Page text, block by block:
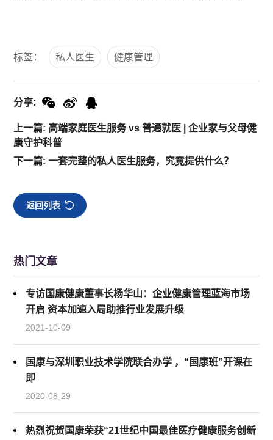
标签： 私人医生 健康管理
上一篇: 高端家庭医生服务 vs 普通就医 | 企业家与父母健
康守护科普
下一篇: 一套完整的私人医生服务，究竟提供什么？
分享:
返回列表
热门文章
专访国康健康董事长杨华山：企业健康管理蓝海市场
开启 资本加速入局助推行业发展升级
2021-10-09
国康与深圳职业技术学院联合办学 ，“国康班”开课在
即
2020-08-29
热烈祝贺国康荣获“21世纪中国最佳医疗健康服务创新